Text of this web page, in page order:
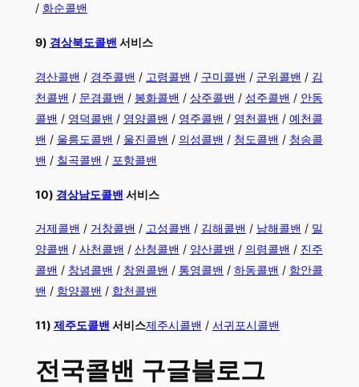
/ 화순콜밴
9) 경상북도콜밴 서비스
경산콜밴 / 경주콜밴 / 고령콜밴 / 구미콜밴 / 군위콜밴 / 김
천콜밴 / 문경콜밴 / 봉화콜밴 / 상주콜밴 / 성주콜밴 / 안동
콜밴 / 영덕콜밴 / 영양콜밴 / 영주콜밴 / 영천콜밴 / 예천콜
밴 / 울릉도콜밴 / 울진콜밴 / 의성콜밴 / 청도콜밴 / 청송콜
밴 / 칠곡콜밴 / 포항콜밴
10) 경상남도콜밴 서비스
​거제콜밴 / 거창콜밴 / 고성콜밴 / 김해콜밴 / 남해콜밴 / 밀
양콜밴 / 사천콜밴 / 산청콜밴 / 양산콜밴 / 의령콜밴 / 진주
콜밴 / 창녕콜밴 / 창원콜밴 / 통영콜밴 / 하동콜밴 / 함안콜
밴 / 함양콜밴 / 합천콜밴
11) 제주도콜밴 서비스제주시콜밴 / 서귀포시콜밴
전국콜밴 구글블로그